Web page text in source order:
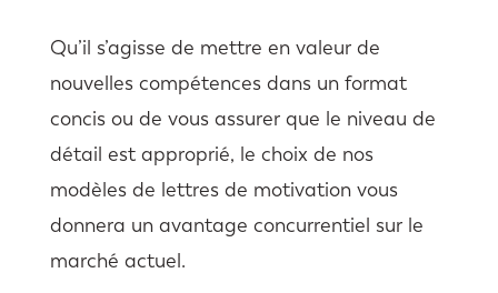
Qu’il s’agisse de mettre en valeur de
nouvelles compétences dans un format
concis ou de vous assurer que le niveau de
détail est approprié, le choix de nos
modèles de lettres de motivation vous
donnera un avantage concurrentiel sur le
marché actuel.